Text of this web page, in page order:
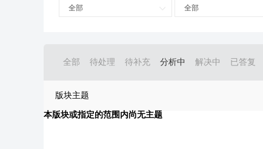
全部 全部
全部 待处理 待补充 分析中 解决中 已答复
版块主题
本版块或指定的范围内尚无主题